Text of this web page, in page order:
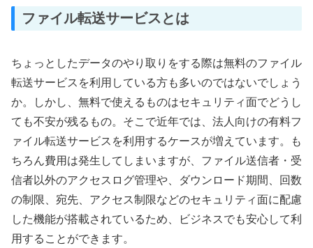
ファイル転送サービスとは
ちょっとしたデータのやり取りをする際は無料のファイル
転送サービスを利用している方も多いのではないでしょう
か。しかし、無料で使えるものはセキュリティ面でどうし
ても不安が残るもの。そこで近年では、法人向けの有料フ
ァイル転送サービスを利用するケースが増えています。も
ちろん費用は発生してしまいますが、ファイル送信者・受
信者以外のアクセスログ管理や、ダウンロード期間、回数
の制限、宛先、アクセス制限などのセキュリティ面に配慮
した機能が搭載されているため、ビジネスでも安心して利
用することができます。